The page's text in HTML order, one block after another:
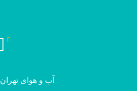
آب و هوای تهران